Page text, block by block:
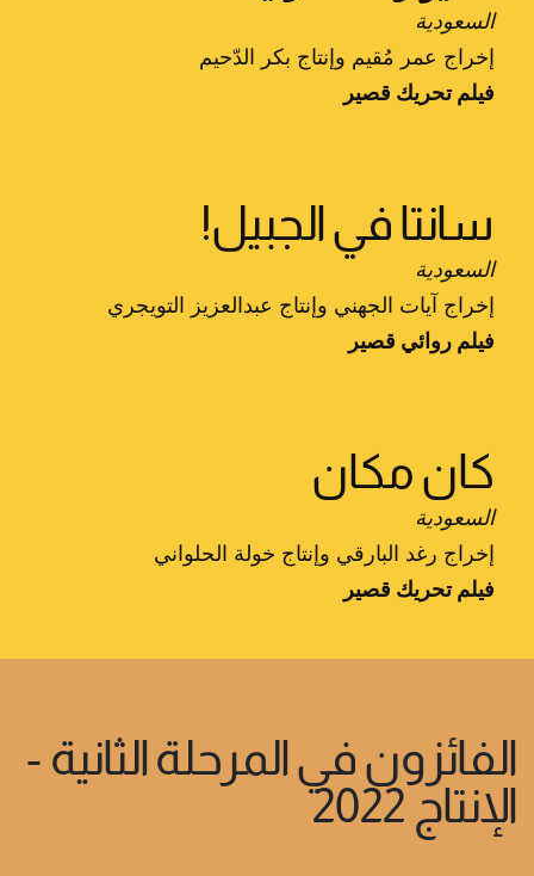
السعودية
إخراج عمر مُقيم وإنتاج بكر الدّحيم
فيلم تحريك قصير
سانتا في الجبيل!
السعودية
إخراج آيات الجهني وإنتاج عبدالعزيز التويجري
فيلم روائي قصير
كان مكان
السعودية
إخراج رغد البارقي وإنتاج خولة الحلواني
فيلم تحريك قصير
الفائزون في المرحلة الثانية -
الإنتاج 2022